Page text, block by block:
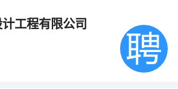
工程有限公司